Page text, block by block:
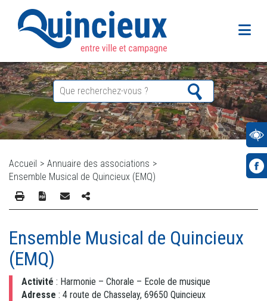
Accueil > Annuaire des associations >
Ensemble Musical de Quincieux (EMQ)
Ensemble Musical de Quincieux
(EMQ)
Activité : Harmonie – Chorale – Ecole de musique
Adresse : 4 route de Chasselay, 69650 Quincieux